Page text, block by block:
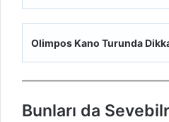
Olimpos Kano Turunda
Bunları da